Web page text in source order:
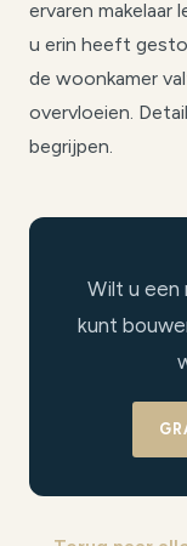
ervaren makelaar
u erin heeft
de woonkamer
overvloeien.
begrijpen.
Wilt u een
kunt